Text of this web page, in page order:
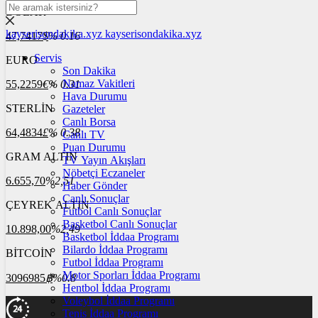
DOLAR
47,7417$% 0.16
EURO
55,2259€% 0.31
STERLİN
64,4834£% 0.38
GRAM ALTIN
6.655,70%2,51
ÇEYREK ALTIN
10.898,00%2,49
BİTCOİN
3096985฿%0.8
kayserisondakika.xyz kayserisondakika.xyz
Servis
Son Dakika
Namaz Vakitleri
Hava Durumu
Gazeteler
Canlı Borsa
Canlı TV
Puan Durumu
TV Yayın Akışları
Nöbetçi Eczaneler
Haber Gönder
Canlı Sonuçlar
Futbol Canlı Sonuçlar
Basketbol Canlı Sonuçlar
Basketbol İddaa Programı
Bilardo İddaa Programı
Futbol İddaa Programı
Motor Sporları İddaa Programı
Hentbol İddaa Programı
Voleybol İddaa Programı
Tenis İddaa Programı